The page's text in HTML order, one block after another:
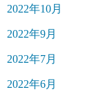
2022年10月
2022年9月
2022年7月
2022年6月